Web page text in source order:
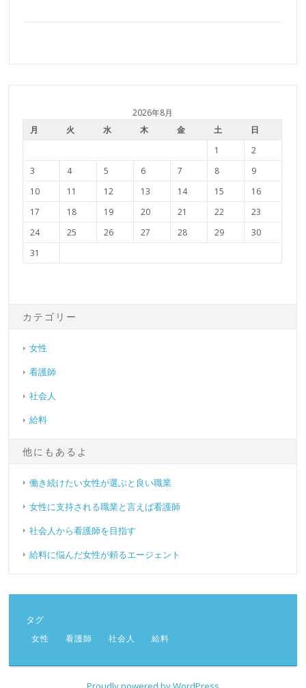
2026年8月
月
火 水 木 金 土
日
1
2
3
4 5 6 7 8
9
10
11 12 13 14 15
16
17
18 19 20 21 22
23
24
25 26 27 28 29
30
31
カテゴリー
女性
看護師
社会人
給料
他にもあるよ
働き続けたい女性が選ぶと良い職業
女性に支持される職業と言えば看護師
社会人から看護師を目指す
給料に悩んだ女性が頼るエージェント
タグ
女性 看護師 社会人 給料